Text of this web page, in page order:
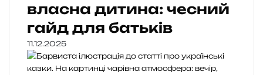
власна дитина: чесний
гайд для батьків
11.12.2025